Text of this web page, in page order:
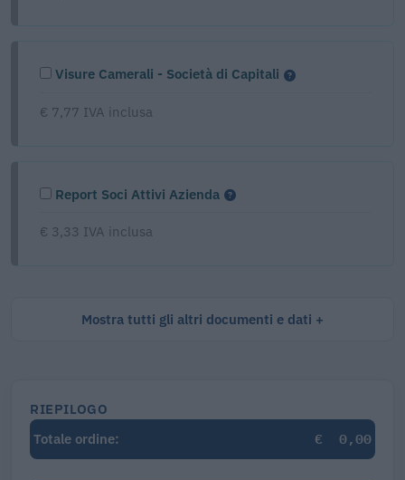
Visure Camerali - Società di Capitali
€ 7,77 IVA inclusa
Report Soci Attivi Azienda
€ 3,33 IVA inclusa
Mostra tutti gli altri documenti e dati
RIEPILOGO
Totale ordine:
€ 0,00